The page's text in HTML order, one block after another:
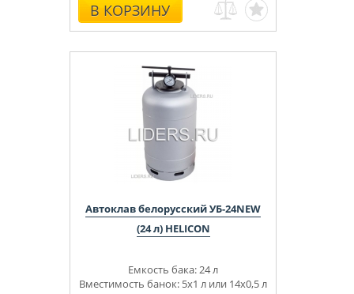
В КОРЗИНУ
Автоклав белорусский УБ-24NEW
(24 л) HELICON
Емкость бака: 24 л
Вместимость банок: 5х1 л или 14х0,5 л